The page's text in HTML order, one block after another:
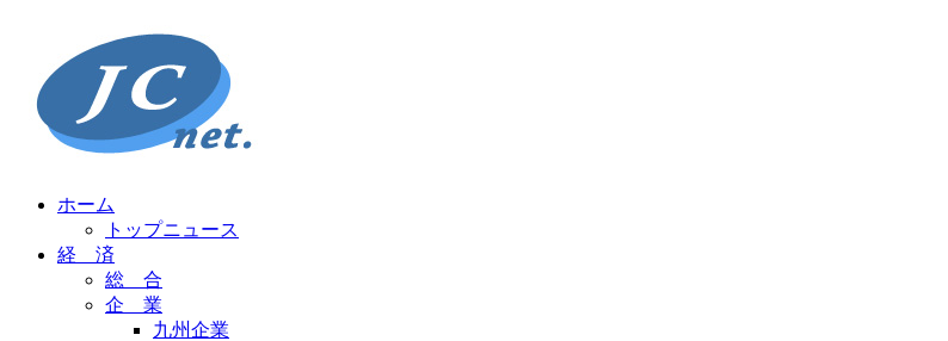
ホーム
トップニュース
経 済
総 合
企 業
九州企業